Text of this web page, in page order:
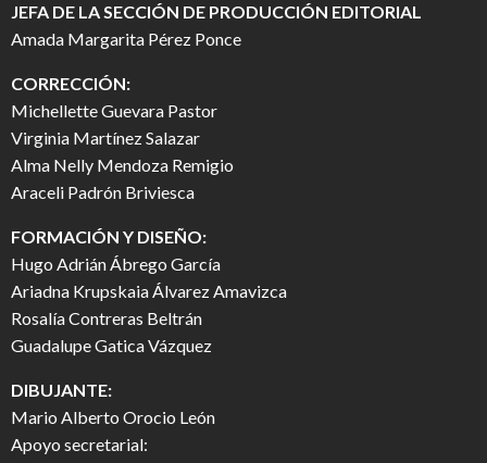
JEFA DE LA SECCIÓN DE PRODUCCIÓN EDITORIAL
Amada Margarita Pérez Ponce
CORRECCIÓN:
Michellette Guevara Pastor
Virginia Martínez Salazar
Alma Nelly Mendoza Remigio
Araceli Padrón Briviesca
FORMACIÓN Y DISEÑO:
Hugo Adrián Ábrego García
Ariadna Krupskaia Álvarez Amavizca
Rosalía Contreras Beltrán
Guadalupe Gatica Vázquez
DIBUJANTE:
Mario Alberto Orocio León
Apoyo secretarial: